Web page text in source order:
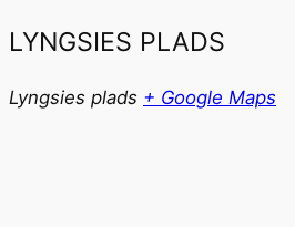
LYNGSIES PLADS
Lyngsies plads + Google Maps